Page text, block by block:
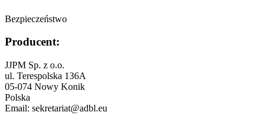
Bezpieczeństwo
Producent:
JJPM Sp. z o.o.
ul. Terespolska 136A
05-074 Nowy Konik
Polska
Email: sekretariat@adbl.eu